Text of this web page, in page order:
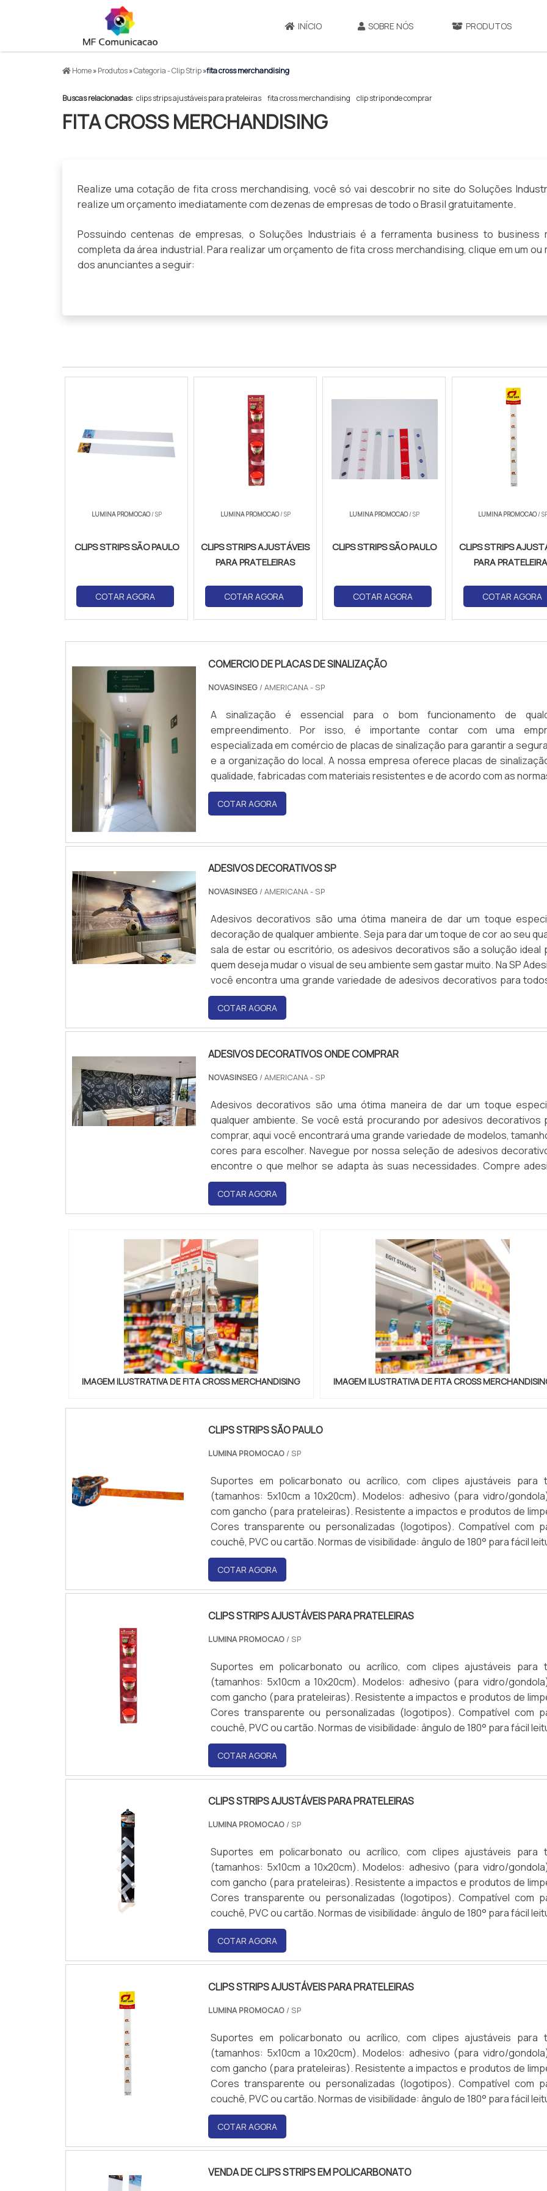
INÍCIO SOBRE NÓS PRODUTOS
Home»Produtos»Categoria - Clip Strip»fita cross merchandising
Buscas relacionadas: clips strips ajustáveis para prateleiras fita cross merchandising clip strip onde comprar
FITA CROSS MERCHANDISING
Realize uma cotação de fita cross merchandising, você só vai descobrir no site do Soluções
realize um orçamento imediatamente com dezenas de empresas de todo o Brasil gratuitamente.
Possuindo centenas de empresas, o Soluções Industriais é a ferramenta business to business
completa da área industrial. Para realizar um orçamento de fita cross merchandising, clique em um ou
dos anunciantes a seguir:
LUMINA PROMOCAO/ SP
CLIPS STRIPS SÃO PAULO
COTAR AGORA
LUMINA PROMOCAO/ SP
CLIPS STRIPS AJUSTÁVEIS
PARA PRATELEIRAS
COTAR AGORA
LUMINA PROMOCAO/ SP
CLIPS STRIPS SÃO PAULO
COTAR AGORA
LUMINA PROMOCAO/
CLIPS STRIPS
PARA
COTAR AGORA
COMERCIO DE PLACAS DE SINALIZAÇÃO
NOVASINSEG/ AMERICANA - SP
A sinalização é essencial para o bom funcionamento de
empreendimento. Por isso, é importante contar com uma
especializada em comércio de placas de sinalização para garantir a
e a organização do local. A nossa empresa oferece placas de
qualidade, fabricadas com materiais resistentes e de acordo com as
segurança vigentes. Além disso, contamos com profissionais qualificados
auxiliar na escolha do melhor produto para cada necessidade. Entre
COTAR AGORA
ADESIVOS DECORATIVOS SP
NOVASINSEG/ AMERICANA - SP
Adesivos decorativos são uma ótima maneira de dar um toque
decoração de qualquer ambiente. Seja para dar um toque de cor ao seu
sala de estar ou escritório, os adesivos decorativos são a solução ideal
quem deseja mudar o visual de seu ambiente sem gastar muito. Na SP
você encontra uma grande variedade de adesivos decorativos para
gostos e estilos. Venha conferir!
COTAR AGORA
ADESIVOS DECORATIVOS ONDE COMPRAR
NOVASINSEG/ AMERICANA - SP
Adesivos decorativos são uma ótima maneira de dar um toque
qualquer ambiente. Se você está procurando por adesivos decorativos
comprar, aqui você encontrará uma grande variedade de modelos,
cores para escolher. Navegue por nossa seleção de adesivos
encontre o que melhor se adapta às suas necessidades. Compre
decorativos online com segurança e facilidade.
COTAR AGORA
IMAGEM ILUSTRATIVA DE FITA CROSS MERCHANDISING IMAGEM ILUSTRATIVA DE FITA CROSS
CLIPS STRIPS SÃO PAULO
LUMINA PROMOCAO/ SP
Suportes em policarbonato ou acrílico, com clipes ajustáveis para
(tamanhos: 5x10cm a 10x20cm). Modelos: adhesivo (para vidro/
com gancho (para prateleiras). Resistente a impactos e produtos de
Cores transparente ou personalizadas (logotipos). Compatível com
couchê, PVC ou cartão. Normas de visibilidade: ângulo de 180° para fácil
COTAR AGORA
CLIPS STRIPS AJUSTÁVEIS PARA PRATELEIRAS
LUMINA PROMOCAO/ SP
Suportes em policarbonato ou acrílico, com clipes ajustáveis para
(tamanhos: 5x10cm a 10x20cm). Modelos: adhesivo (para vidro/
com gancho (para prateleiras). Resistente a impactos e produtos de
Cores transparente ou personalizadas (logotipos). Compatível com
couchê, PVC ou cartão. Normas de visibilidade: ângulo de 180° para fácil
COTAR AGORA
CLIPS STRIPS AJUSTÁVEIS PARA PRATELEIRAS
LUMINA PROMOCAO/ SP
Suportes em policarbonato ou acrílico, com clipes ajustáveis para
(tamanhos: 5x10cm a 10x20cm). Modelos: adhesivo (para vidro/
com gancho (para prateleiras). Resistente a impactos e produtos de
Cores transparente ou personalizadas (logotipos). Compatível com
couchê, PVC ou cartão. Normas de visibilidade: ângulo de 180° para fácil
COTAR AGORA
CLIPS STRIPS AJUSTÁVEIS PARA PRATELEIRAS
LUMINA PROMOCAO/ SP
Suportes em policarbonato ou acrílico, com clipes ajustáveis para
(tamanhos: 5x10cm a 10x20cm). Modelos: adhesivo (para vidro/
com gancho (para prateleiras). Resistente a impactos e produtos de
Cores transparente ou personalizadas (logotipos). Compatível com
couchê, PVC ou cartão. Normas de visibilidade: ângulo de 180° para fácil
COTAR AGORA
VENDA DE CLIPS STRIPS EM POLICARBONATO